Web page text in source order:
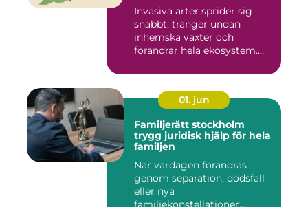
Invasiva arter sprider sig
snabbt, tränger undan
inhemska växter och
förändrar hela ekosystem.
01. jun
Familjerätt stockholm
trygg juridisk hjälp för hela
familjen
När vardagen förändras
genom separation, dödsfall
eller nya
familjekonstellationer